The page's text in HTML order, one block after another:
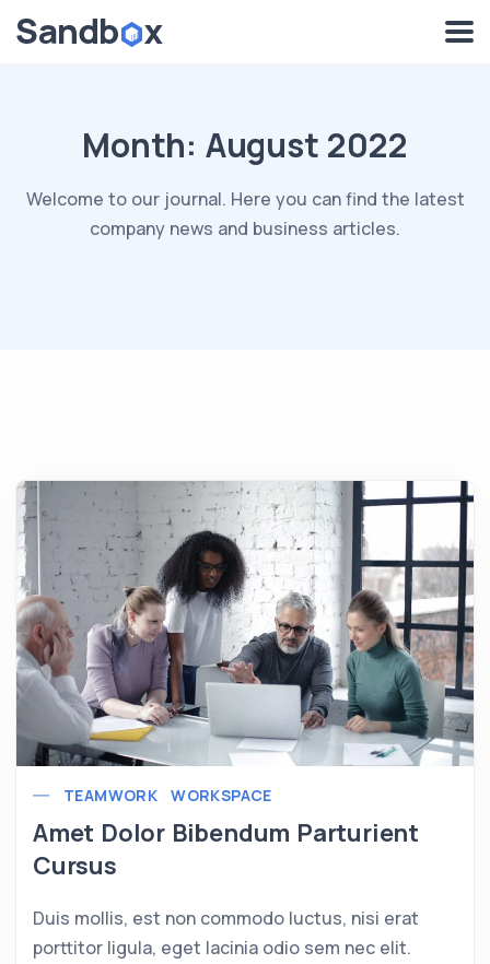
Month: August 2022
Welcome to our journal. Here you can find the latest
company news and business articles.
TEAMWORK WORKSPACE
Amet Dolor Bibendum Parturient
Cursus
Duis mollis, est non commodo luctus, nisi erat
porttitor ligula, eget lacinia odio sem nec elit.